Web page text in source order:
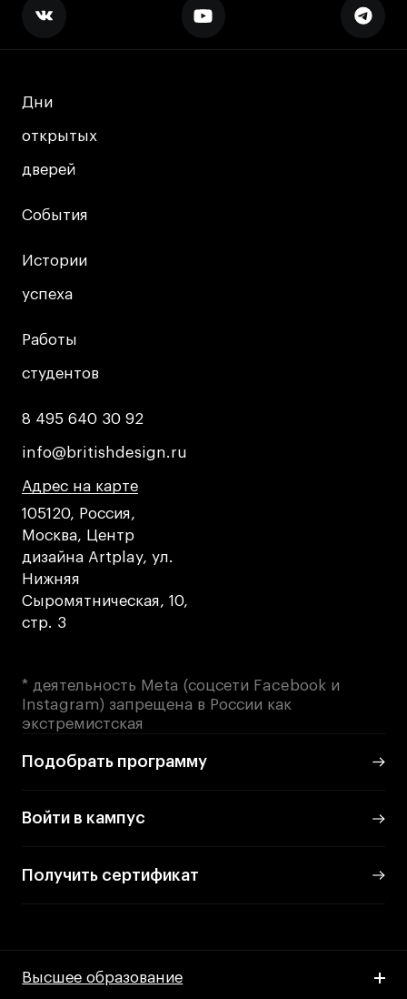
Дни
открытых
дверей
Дни
открытых
дверей
События
События
Истории
успеха
Истории
успеха
Работы
студентов
Работы
студентов
8 495 640 30 92
8 495 640 30 92
info@britishdesign.ru
info@britishdesign.ru
Адрес на карте
Адрес на карте
Адрес на карте
105120, Россия,
Москва, Центр
дизайна Artplay, ул.
Нижняя
Сыромятническая, 10,
стр. 3
* деятельность Meta (соцсети Facebook и
Instagram) запрещена в России как
экстремистская
Подобрать программу
Войти в кампус
Получить сертификат
Высшее образование